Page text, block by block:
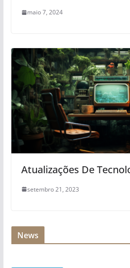
maio 7, 2024
Atualizações De
setembro 21, 2023
News